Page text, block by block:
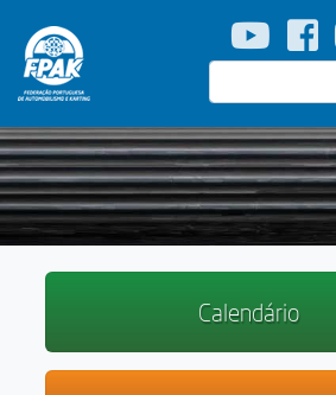
Passar
para
o
Pesquisar
Calendário